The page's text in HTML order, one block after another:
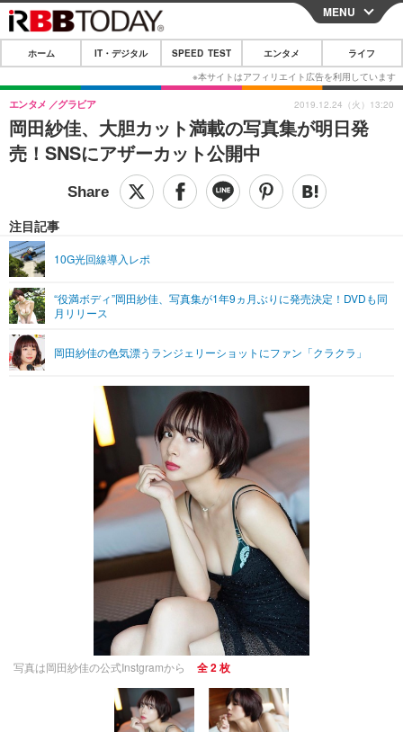
CLOSE
ホーム
IT・デジタル
IT・デジタルTOP スマートフォン
ショッピング その他
SPEED TEST
エンタメTOP 映画・ドラマ
グラビア
ショッピング その他
ライフTOP
その他
リリース一覧
プッシュ通知の停止方法
MENU
ホーム IT・デジタル SPEED TEST エンタメ ライフ
岡田紗佳、大胆カット満載の写真集が明日発
売！SNSにアザーカット公開中
エンタメ グラビア
注目記事
10G光回線導入レポ
“役満ボディ”岡田紗佳、写真集が1年9ヵ月ぶりに発売決定！DVDも同
月リリース
岡田紗佳の色気漂うランジェリーショットにファン「クラクラ」
2019.12.24（火）13:20
写真は岡田紗佳の公式Instgramから 全 2 枚